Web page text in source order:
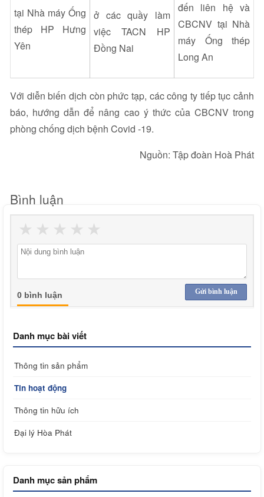
tại Nhà máy Ống
thép HP Hưng
Yên
ở các quầy làm
việc TACN HP
Đồng Nai
đến liên hệ và
CBCNV tại Nhà
máy Ống thép
Long An
Với diễn biến dịch còn phức tạp, các công ty tiếp tục cảnh
báo, hướng dẫn để nâng cao ý thức của CBCNV trong
phòng chống dịch bệnh Covid -19.
Nguồn: Tập đoàn Hoà Phát
Bình luận
★
★
★
★
★
Gửi bình luận
0 bình luận
Danh mục bài viết
Thông tin sản phẩm
Tin hoạt động
Thông tin hữu ích
Đại lý Hòa Phát
Danh mục sản phẩm